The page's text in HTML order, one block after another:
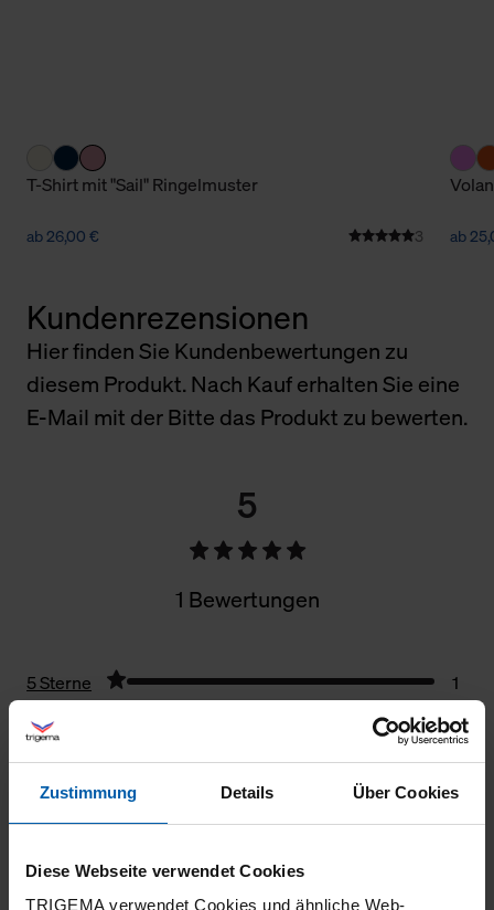
Zustimmung Details Über Cookies
Diese Webseite verwendet Cookies
TRIGEMA verwendet Cookies und ähnliche Web-
T-Shirt mit "Sail" Ringelmuster
ab 26,00 € 3 ab
Kundenrezensionen
Hier finden Sie Kundenbewertungen zu
diesem Produkt. Nach Kauf erhalten Sie eine
E-Mail mit der Bitte das Produkt zu bewerten.
5
1 Bewertungen
5 Sterne
1
4 Sterne
0
3 Sterne
0
1 Stern
Filter zurücksetzen